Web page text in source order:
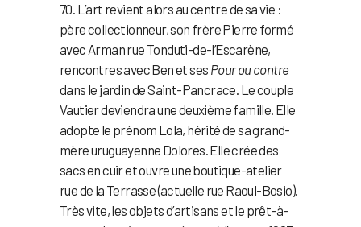
70. L’art revient alors au centre de sa vie :
père collectionneur, son frère Pierre formé
avec Arman rue Tonduti-de-l’Escarène,
rencontres avec Ben et ses Pour ou contre
dans le jardin de Saint-Pancrace. Le couple
Vautier deviendra une deuxième famille. Elle
adopte le prénom Lola, hérité de sa grand-
mère uruguayenne Dolores. Elle crée des
sacs en cuir et ouvre une boutique-atelier
rue de la Terrasse (actuelle rue Raoul-Bosio).
Très vite, les objets d’artisans et le prêt-à-